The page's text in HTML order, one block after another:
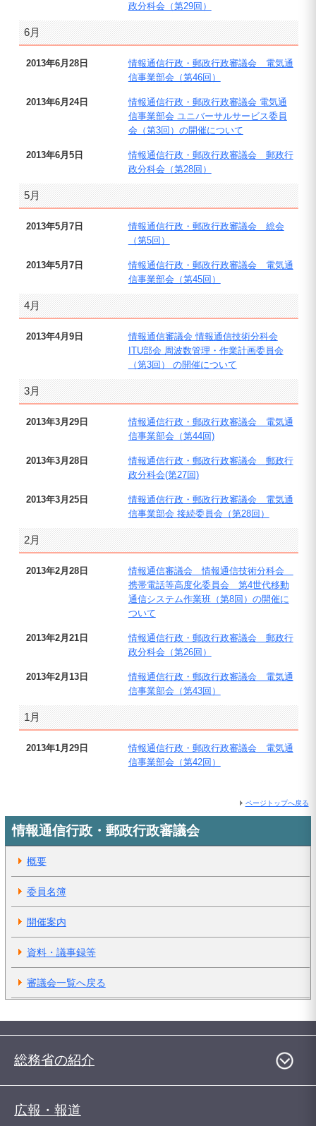
政分科会（第29回）
6月
2013年6月28日
情報通信行政・郵政行政審議会 電気通
信事業部会（第46回）
2013年6月24日
情報通信行政・郵政行政審議会 電気通
信事業部会 ユニバーサルサービス委員
会（第3回）の開催について
2013年6月5日
情報通信行政・郵政行政審議会 郵政行
政分科会（第28回）
5月
2013年5月7日
情報通信行政・郵政行政審議会 総会
（第5回）
2013年5月7日
情報通信行政・郵政行政審議会 電気通
信事業部会（第45回）
4月
2013年4月9日
情報通信審議会 情報通信技術分科会
ITU部会 周波数管理・作業計画委員会
（第3回） の開催について
3月
2013年3月29日
情報通信行政・郵政行政審議会 電気通
信事業部会（第44回)
2013年3月28日
情報通信行政・郵政行政審議会 郵政行
政分科会(第27回)
2013年3月25日
情報通信行政・郵政行政審議会 電気通
信事業部会 接続委員会（第28回）
2月
2013年2月28日
情報通信審議会 情報通信技術分科会
携帯電話等高度化委員会 第4世代移動
通信システム作業班（第8回）の開催に
ついて
2013年2月21日
情報通信行政・郵政行政審議会 郵政行
政分科会（第26回）
2013年2月13日
情報通信行政・郵政行政審議会 電気通
信事業部会（第43回）
1月
2013年1月29日
情報通信行政・郵政行政審議会 電気通
信事業部会（第42回）
ページトップへ戻る
情報通信行政・郵政行政審議会
概要
委員名簿
開催案内
資料・議事録等
審議会一覧へ戻る
総務省の紹介
広報・報道